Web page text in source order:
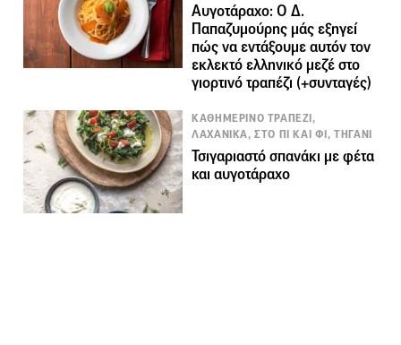
Αυγοτάραχο: Ο Δ.
Παπαζυμούρης μάς εξηγεί
πώς να εντάξουμε αυτόν τον
εκλεκτό ελληνικό μεζέ στο
γιορτινό τραπέζι (+συνταγές)
ΚΑΘΗΜΕΡΙΝΟ ΤΡΑΠΕΖΙ,
ΛΑΧΑΝΙΚΑ, ΣΤΟ ΠΙ ΚΑΙ ΦΙ, ΤΗΓΑΝΙ
Τσιγαριαστό σπανάκι με φέτα
και αυγοτάραχο